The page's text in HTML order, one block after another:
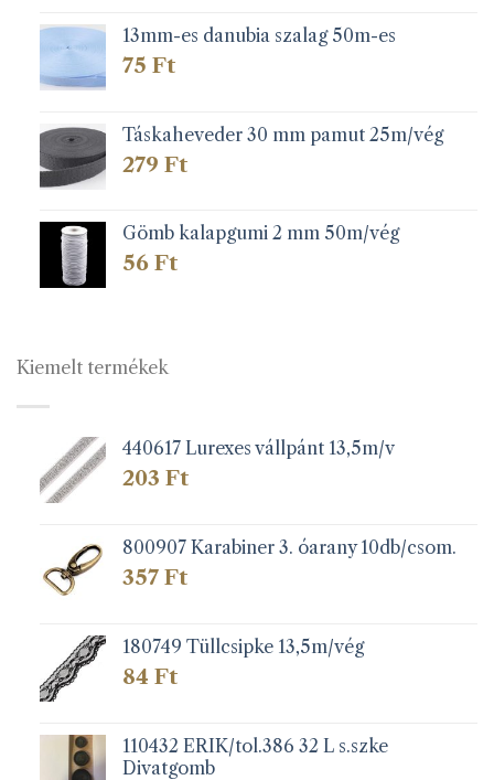
13mm-es danubia szalag 50m-es
75 Ft
Táskaheveder 30 mm pamut 25m/vég
279 Ft
Gömb kalapgumi 2 mm 50m/vég
56 Ft
Kiemelt termékek
440617 Lurexes vállpánt 13,5m/v
203 Ft
800907 Karabiner 3. óarany 10db/csom.
357 Ft
180749 Tüllcsipke 13,5m/vég
84 Ft
110432 ERIK/tol.386 32 L s.szke
Divatgomb